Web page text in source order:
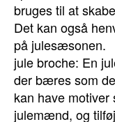
bruges til at
Det kan også
på julesæsonen.
jule broche: En
der bæres som
kan have motiver
julemænd, og